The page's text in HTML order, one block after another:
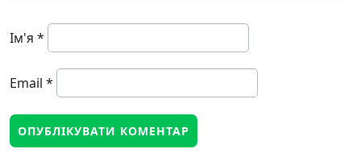
Ім'я *
Email *